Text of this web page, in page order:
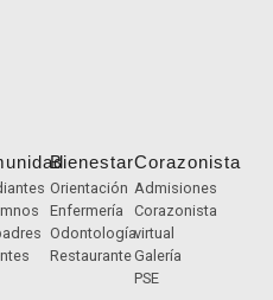
Bienestar
Orientación
Enfermería
Odontología
Restaurante
Corazonista
Admisiones
Corazonista
virtual
Galería
PSE